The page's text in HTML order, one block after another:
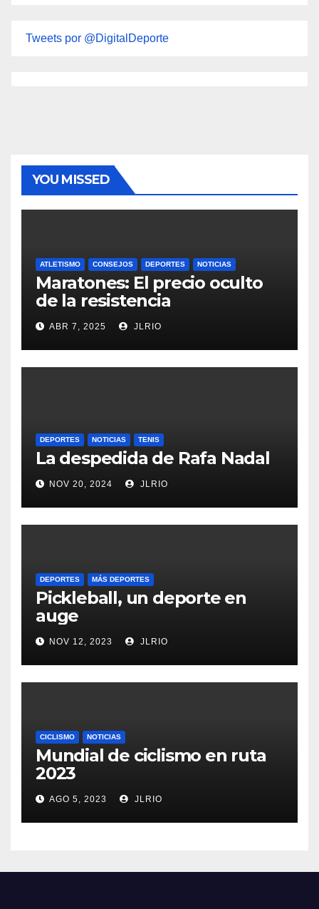
Tweets por @DigitalDeporte
YOU MISSED
ATLETISMO CONSEJOS DEPORTES NOTICIAS
Maratones: El precio oculto
de la resistencia
ABR 7, 2025 JLRIO
DEPORTES NOTICIAS TENIS
La despedida de Rafa Nadal
NOV 20, 2024 JLRIO
DEPORTES MÁS DEPORTES
Pickleball, un deporte en
auge
NOV 12, 2023 JLRIO
CICLISMO NOTICIAS
Mundial de ciclismo en ruta
2023
AGO 5, 2023 JLRIO